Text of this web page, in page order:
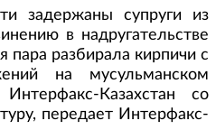
задержаны супруги из
в надругательстве
разбирала кирпичи с
на мусульманском
Казахстан со
передает Интерфакс-